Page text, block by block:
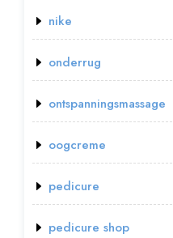
nike
onderrug
ontspanningsmassage
oogcreme
pedicure
pedicure shop